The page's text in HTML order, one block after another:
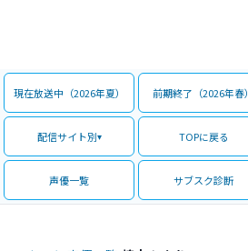
現在放送中（2026年夏） 前期終了（2026年春）
配信サイト別 TOPに戻る
声優一覧 サブスク診断